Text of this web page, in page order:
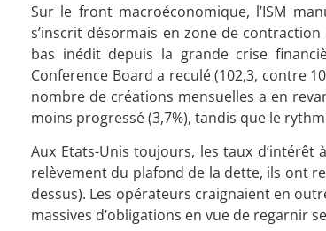
Sur le front macroéconomique, l’ISM
s’inscrit désormais en zone de
bas inédit depuis la grande crise
Conference Board a reculé (102,3, contre
nombre de créations mensuelles a en
moins progressé (3,7%), tandis que le
Aux Etats-Unis toujours, les taux
relèvement du plafond de la dette, ils ont
dessus). Les opérateurs craignaient en
massives d’obligations en vue de regarnir